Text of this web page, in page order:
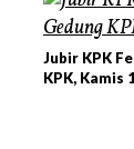
Jubir KPK
KPK, Kamis